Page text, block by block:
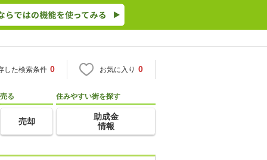
した検索条件 0 お気に入り 0
売る
売却
住みやすい街を探す
助成金
情報